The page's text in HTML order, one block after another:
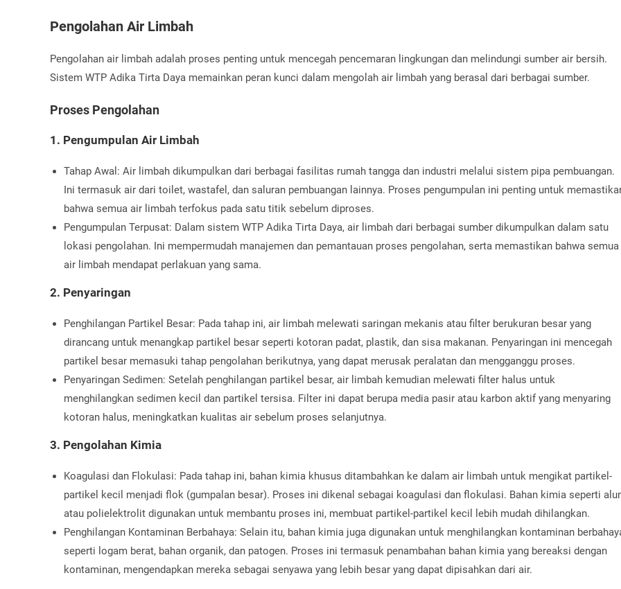
Pengolahan Air Limbah
Pengolahan air limbah adalah proses penting untuk mencegah pencemaran lingkungan dan melindungi sumber air bersih.
Sistem WTP Adika Tirta Daya memainkan peran kunci dalam mengolah air limbah yang berasal dari berbagai sumber.
Proses Pengolahan
1. Pengumpulan Air Limbah
Tahap Awal: Air limbah dikumpulkan dari berbagai fasilitas rumah tangga dan industri melalui sistem pipa pembuangan.
Ini termasuk air dari toilet, wastafel, dan saluran pembuangan lainnya. Proses pengumpulan ini penting untuk
bahwa semua air limbah terfokus pada satu titik sebelum diproses.
Pengumpulan Terpusat: Dalam sistem WTP Adika Tirta Daya, air limbah dari berbagai sumber dikumpulkan dalam satu
lokasi pengolahan. Ini mempermudah manajemen dan pemantauan proses pengolahan, serta memastikan bahwa semua
air limbah mendapat perlakuan yang sama.
2. Penyaringan
Penghilangan Partikel Besar: Pada tahap ini, air limbah melewati saringan mekanis atau filter berukuran besar yang
dirancang untuk menangkap partikel besar seperti kotoran padat, plastik, dan sisa makanan. Penyaringan ini mencegah
partikel besar memasuki tahap pengolahan berikutnya, yang dapat merusak peralatan dan mengganggu proses.
Penyaringan Sedimen: Setelah penghilangan partikel besar, air limbah kemudian melewati filter halus untuk
menghilangkan sedimen kecil dan partikel tersisa. Filter ini dapat berupa media pasir atau karbon aktif yang menyaring
kotoran halus, meningkatkan kualitas air sebelum proses selanjutnya.
3. Pengolahan Kimia
Koagulasi dan Flokulasi: Pada tahap ini, bahan kimia khusus ditambahkan ke dalam air limbah untuk mengikat partikel-
partikel kecil menjadi flok (gumpalan besar). Proses ini dikenal sebagai koagulasi dan flokulasi. Bahan kimia seperti
atau polielektrolit digunakan untuk membantu proses ini, membuat partikel-partikel kecil lebih mudah dihilangkan.
Penghilangan Kontaminan Berbahaya: Selain itu, bahan kimia juga digunakan untuk menghilangkan kontaminan
seperti logam berat, bahan organik, dan patogen. Proses ini termasuk penambahan bahan kimia yang bereaksi dengan
kontaminan, mengendapkan mereka sebagai senyawa yang lebih besar yang dapat dipisahkan dari air.